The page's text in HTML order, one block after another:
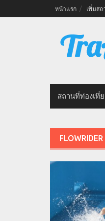
to
หน้าแรก เพิ่มส
สถานที่ท่องเที่
FLOWRIDER